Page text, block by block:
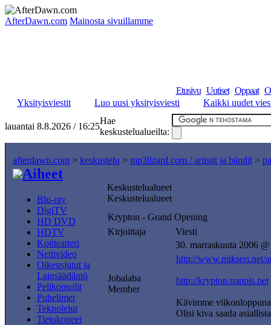
AfterDawn.com Mainosta sivuillamme
Etusivu Uutiset Oppaat
Yksityisviestit
Luo uusi yksityisviesti Kaikki uudet
lauantai 8.8.2026 / 16:25
Hae
keskustelualueilta:
afterdawn.com > keskustelu > mp3lizard.com / artistit ja bändit >
Aiheet
Blu-ray
DigiTV
HD DVD
HDTV
Kotiteatteri
Nettivideo
Oikeusjutut ja
Lainsäädäntö
Pelikonsolit
Puhelimet
Teknolelut
Tietokoneet
Keskustelualueet
Keskustelualueet
Krypton - Grand Opening
Kirjoittaja
Viesti
Jobalaba
Member
30. marraskuuta 2006
http://www.mikseri.net/
http://krypton.nappis.net
Kävimme viikonloppuna
Olisi kiva saada